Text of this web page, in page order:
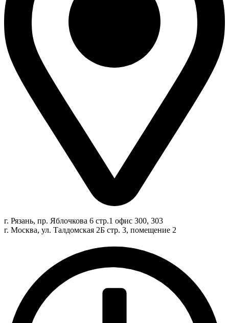
г. Рязань, пр. Яблочкова 6 стр.1 офис 300, 303
г. Москва, ул. Талдомская 2Б стр. 3, помещение 2